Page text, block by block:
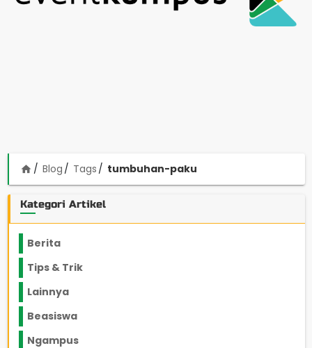
home Blog Tags tumbuhan-paku
Kategori Artikel
Berita
Tips & Trik
Lainnya
Beasiswa
Ngampus